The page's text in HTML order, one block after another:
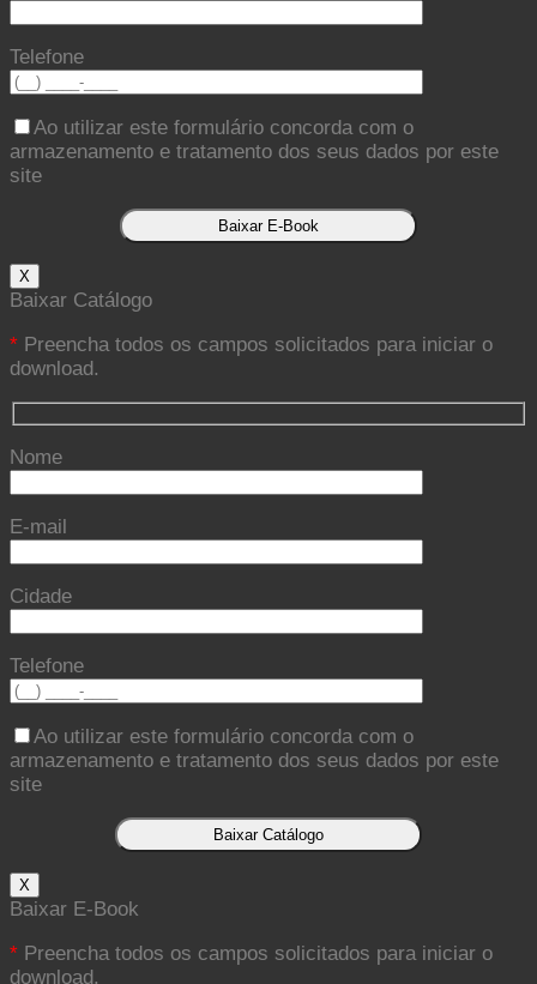
Telefone
Ao utilizar este formulário concorda com o
armazenamento e tratamento dos seus dados por este
site
X
Baixar Catálogo
* Preencha todos os campos solicitados para iniciar o
download.
Nome
E-mail
Cidade
Telefone
Ao utilizar este formulário concorda com o
armazenamento e tratamento dos seus dados por este
site
X
Baixar E-Book
* Preencha todos os campos solicitados para iniciar o
download.